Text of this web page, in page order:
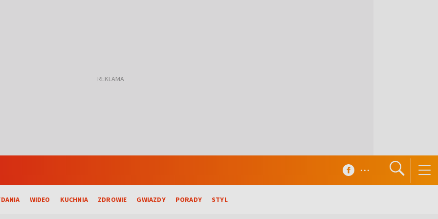
WIDEO KUCHNIA ZDROWIE GWIAZDY PORADY STYL
...